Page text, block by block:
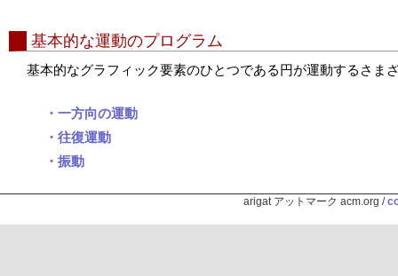
基本的な運動のプログラム
基本的なグラフィック要素のひとつである円が運動するさま
・一方向の運動
・往復運動
・振動
arigat アットマーク acm.org /